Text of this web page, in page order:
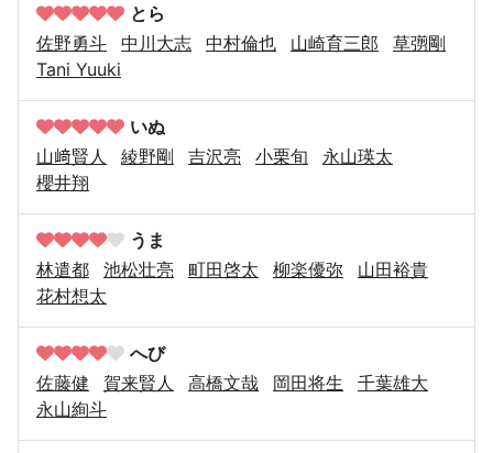
とら
佐野勇斗
中川大志 中村倫也 山崎育三郎
草彅剛
Tani Yuuki
いぬ
山﨑賢人
綾野剛 吉沢亮 小栗旬
永山瑛太
櫻井翔
うま
林遣都
池松壮亮 町田啓太 柳楽優弥
山田裕貴
花村想太
へび
佐藤健
賀来賢人 高橋文哉 岡田将生
千葉雄大
永山絢斗